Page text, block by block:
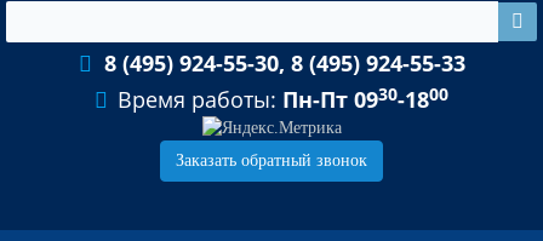
8 (495) 924-55-30, 8 (495) 924-55-33
Время работы: Пн-Пт 0930-1800
Заказать обратный звонок